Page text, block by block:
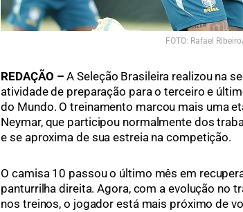
FOTO: Rafael
REDAÇÃO –A Seleção Brasileira realizou na
atividade de preparação para o terceiro e
do Mundo. O treinamento marcou mais uma
Neymar, que participou normalmente dos
e se aproxima de sua estreia na competição.
O camisa 10 passou o último mês em
panturrilha direita. Agora, com a evolução no
nos treinos, o jogador está mais próximo de